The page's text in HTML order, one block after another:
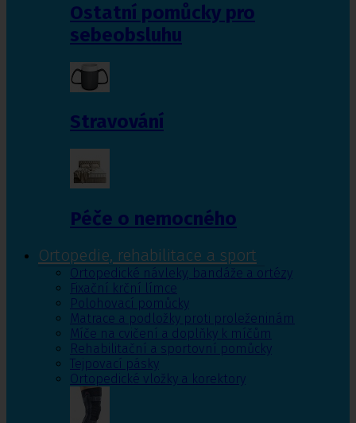
Ostatní pomůcky pro
sebeobsluhu
Stravování
Péče o nemocného
Ortopedie, rehabilitace a sport
Ortopedické návleky, bandáže a ortézy
Fixační krční límce
Polohovací pomůcky
Matrace a podložky proti proleženinám
Míče na cvičení a doplňky k míčům
Rehabilitační a sportovní pomůcky
Tejpovací pásky
Ortopedické vložky a korektory